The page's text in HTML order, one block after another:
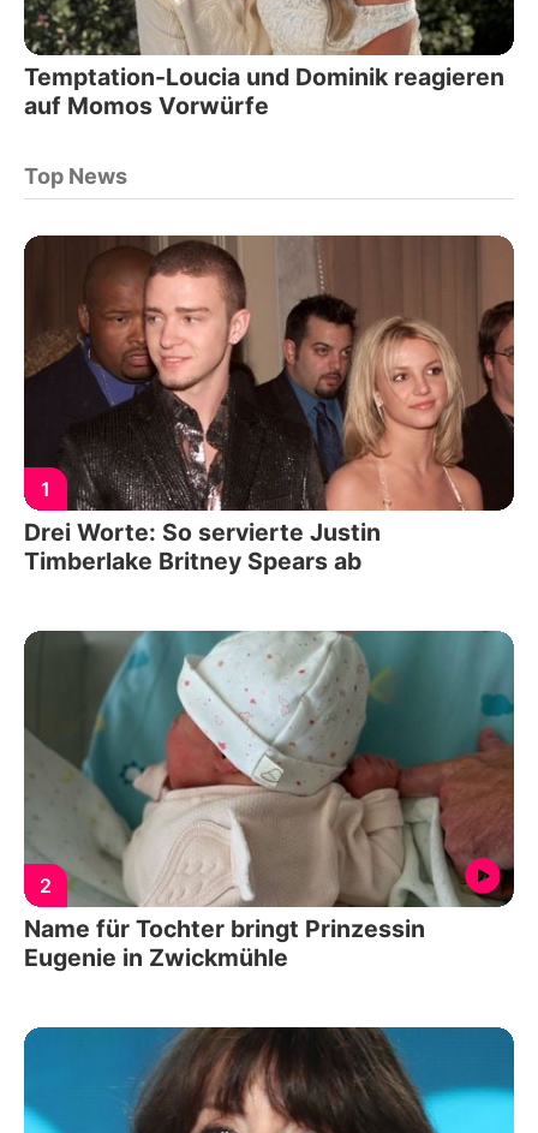
Temptation-Loucia und Dominik reagieren
auf Momos Vorwürfe
Top News
1
Drei Worte: So servierte Justin
Timberlake Britney Spears ab
2
Name für Tochter bringt Prinzessin
Eugenie in Zwickmühle